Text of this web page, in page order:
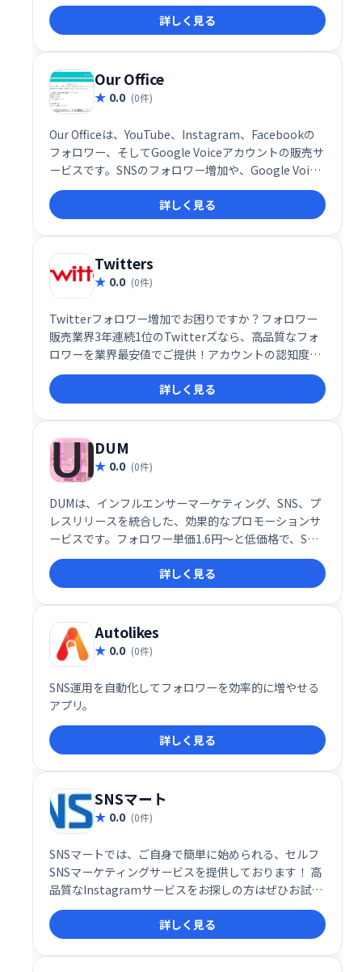
SNSアカウントを効果的に成長させます。手軽に利用
できるサービスで、費用対効果の高い運用をサポート
します。
詳しく見る
Our Office
0.0 (0件)
Our Officeは、YouTube、Instagram、Facebookの
フォロワー、そしてGoogle Voiceアカウントの販売サ
ービスです。SNSのフォロワー増加や、Google Voice
アカウントの取得でお困りの方におすすめです。手軽
にアカウント数を増やし、オンライン上の存在感を高
めたい方、ぜひご利用ください。
詳しく見る
Twitters
0.0 (0件)
Twitterフォロワー増加でお困りですか？フォロワー
販売業界3年連続1位のTwitterズなら、高品質なフォ
ロワーを業界最安値でご提供！アカウントの認知度向
上やエンゲージメントの拡大に貢献します。ぜひ、
Twitterズで理想のフォロワーを獲得し、Twitter戦略
を成功させましょう！
詳しく見る
DUM
0.0 (0件)
DUMは、インフルエンサーマーケティング、SNS、プ
レスリリースを統合した、効果的なプロモーションサ
ービスです。フォロワー単価1.6円〜と低価格で、SNS
を活用した集客・ブランド認知向上を実現します。
詳しく見る
Autolikes
0.0 (0件)
SNS運用を自動化してフォロワーを効率的に増やせる
アプリ。
詳しく見る
SNSマート
0.0 (0件)
SNSマートでは、ご自身で簡単に始められる、セルフ
SNSマーケティングサービスを提供しております！ 高
品質なInstagramサービスをお探しの方はぜひお試し
ください！
詳しく見る